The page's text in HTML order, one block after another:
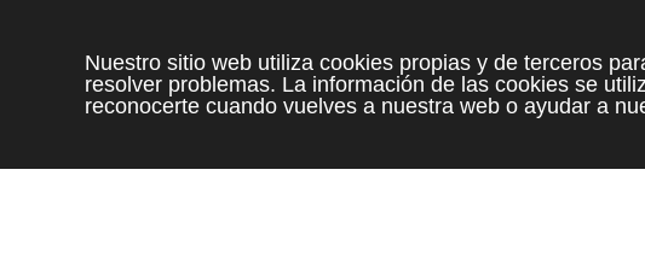
Nuestro sitio web utiliza cookies propias y de terceros
resolver problemas. La información de las cookies se
reconocerte cuando vuelves a nuestra web o ayudar a